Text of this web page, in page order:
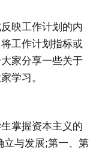
映工作计划的内
工作计划指标或
家分享一些关于
学习。
掌握资本主义的
立与发展;第一、第